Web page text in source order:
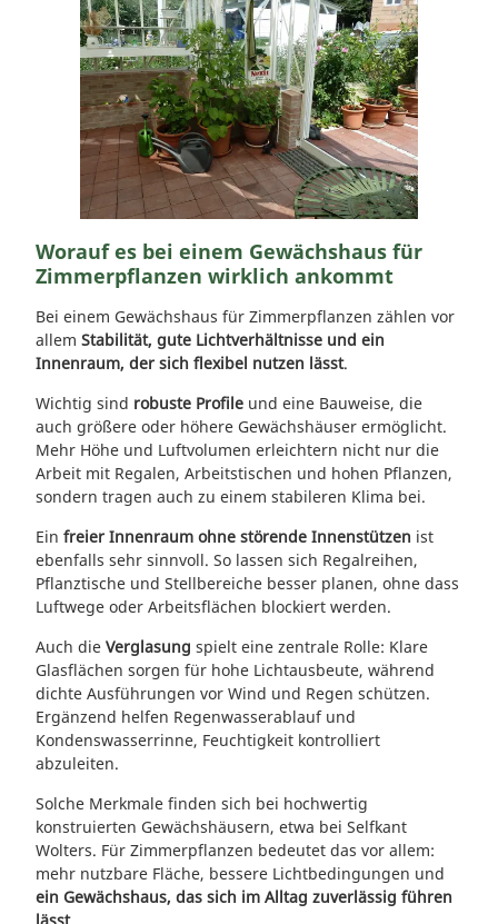
Worauf es bei einem Gewächshaus für
Zimmerpflanzen wirklich ankommt
Bei einem Gewächshaus für Zimmerpflanzen zählen vor
allem Stabilität, gute Lichtverhältnisse und ein
Innenraum, der sich flexibel nutzen lässt.
Wichtig sind robuste Profile und eine Bauweise, die
auch größere oder höhere Gewächshäuser ermöglicht.
Mehr Höhe und Luftvolumen erleichtern nicht nur die
Arbeit mit Regalen, Arbeitstischen und hohen Pflanzen,
sondern tragen auch zu einem stabileren Klima bei.
Ein freier Innenraum ohne störende Innenstützen ist
ebenfalls sehr sinnvoll. So lassen sich Regalreihen,
Pflanztische und Stellbereiche besser planen, ohne dass
Luftwege oder Arbeitsflächen blockiert werden.
Auch die Verglasung spielt eine zentrale Rolle: Klare
Glasflächen sorgen für hohe Lichtausbeute, während
dichte Ausführungen vor Wind und Regen schützen.
Ergänzend helfen Regenwasserablauf und
Kondenswasserrinne, Feuchtigkeit kontrolliert
abzuleiten.
Solche Merkmale finden sich bei hochwertig
konstruierten Gewächshäusern, etwa bei Selfkant
Wolters. Für Zimmerpflanzen bedeutet das vor allem:
mehr nutzbare Fläche, bessere Lichtbedingungen und
ein Gewächshaus, das sich im Alltag zuverlässig führen